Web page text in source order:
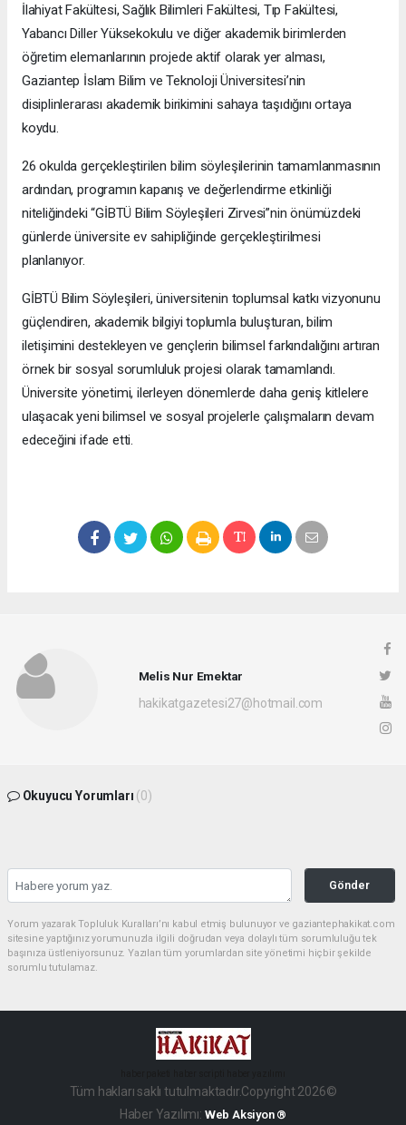
İlahiyat Fakültesi, Sağlık Bilimleri Fakültesi, Tıp Fakültesi,
Yabancı Diller Yüksekokulu ve diğer akademik birimlerden
öğretim elemanlarının projede aktif olarak yer alması,
Gaziantep İslam Bilim ve Teknoloji Üniversitesi’nin
disiplinlerarası akademik birikimini sahaya taşıdığını ortaya
koydu.
26 okulda gerçekleştirilen bilim söyleşilerinin tamamlanmasının
ardından, programın kapanış ve değerlendirme etkinliği
niteliğindeki “GİBTÜ Bilim Söyleşileri Zirvesi”nin önümüzdeki
günlerde üniversite ev sahipliğinde gerçekleştirilmesi
planlanıyor.
GİBTÜ Bilim Söyleşileri, üniversitenin toplumsal katkı vizyonunu
güçlendiren, akademik bilgiyi toplumla buluşturan, bilim
iletişimini destekleyen ve gençlerin bilimsel farkındalığını artıran
örnek bir sosyal sorumluluk projesi olarak tamamlandı.
Üniversite yönetimi, ilerleyen dönemlerde daha geniş kitlelere
ulaşacak yeni bilimsel ve sosyal projelerle çalışmaların devam
edeceğini ifade etti.
Melis Nur Emektar
hakikatgazetesi27@hotmail.com
Okuyucu Yorumları (0)
Gönder
Yorum yazarak Topluluk Kuralları’nı kabul etmiş bulunuyor ve gaziantephakikat.com
sitesine yaptığınız yorumunuzla ilgili doğrudan veya dolaylı tüm sorumluluğu tek
başınıza üstleniyorsunuz. Yazılan tüm yorumlardan site yönetimi hiçbir şekilde
sorumlu tutulamaz.
Tüm hakları saklı tutulmaktadır.Copyright 2026©
Haber Yazılımı: Web Aksiyon ®